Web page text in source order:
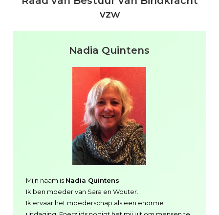
vzw
Nadia Quintens
Mijn naam is Nadia Quintens
Ik ben moeder van Sara en Wouter.
Ik ervaar het moederschap als een enorme